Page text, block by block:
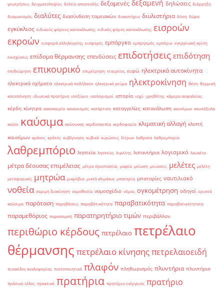
γεωτρήσεις δειγματοληψίες δελτίο αποστολής δεξαμενές δεξαμενή δηλώσεις διάρρηξη
διαγωνισμός διαλύτες διασύνδεση ταμειακών δικαστήριο διυλιστήρια δόση δώρα
εγκύκλιος ειδικούς φόρους κατανάλωσης ειδικός φόρος κατανάλωσης εισροών
εκροών εισφορά αλληλεγγύης εισφορές εμπάργκο εμπρησμός εμπόριο ενεργειακή κρίση
ενισχύσεις επίδομα θέρμανσης επενδύσεις επιδοτήσεις επιδότηση
επιθεώρηση επικουρικό επιμέτρηση εταιρείες ευρώ ηλεκτρικά αυτοκίνητα
ηλεκτρικά οχήματα ηλεκτρικά ποδήλατα ηλεκτρικό ρεύμα ηλεκτροκίνηση θέση θερμική
καταπόνηση ιδιωτικά πρατήρια ισοζύγιο ισολογισμοί ιστορία ισχύ ιχνηθέτης κάμερα ασφαλείας
κέρδη κίνητρα κακοκαιρία κανονισμός κατάρτιση καταγγελίες κατανάλωση καυσίμων καυσόξυλα
καύσι καύσιμα καύσωνας κερδοσκοπία κερδοφορία κλιματική αλλαγή κλοπή
καυσίμων κράνος κράτος κυβέρνηση κυβικά κυρώσεις λίτρων λαθραία λαθρεμπορία
λαθρεμπόριο ληστεία ληστείες λιγνίτης λιπαντήρια λογισμικό λουκέτο
μέτρα δέουσας επιμέλειας μέτρα προστασίας μαφία μείωση μειώσεις μελέτες μελέτη
μεταφορικές μητρώα μικρόβια μικτά κλιμάκια μπαταρία μπαταρίες ναυτιλιακό
νοθεία νομιμη διακίνηση νομοθεσία νομοσχέδιο νόμος ογκομέτρηση οδηγοί ορυκτά
καύσιμα παράταση παραβάσεις παραβάτικότητα παραβατικότητα παραβατικότητατα
παραμεθόριος παραπομπή παρατηρητήριο τιμών περιβάλλον
περιθώριο κέρδους πετρέλαιο πετρέλαιο
θέρμανσης πετρέλαιο κίνησηςπετρελαιοειδή
πινακίδες κυκλοφορίας πιστοποιητικά πλαφόν πληθωρισμός πλυντήρια πλυντήριο
πράσινο τέλος πρακτικό πρατήρια πρατήριο ενέργειας πρατήριο